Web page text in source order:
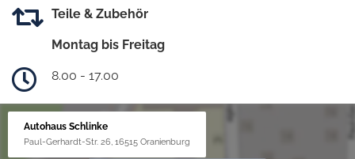
Teile & Zubehör
Montag bis Freitag
8.00 - 17.00
Autohaus Schlinke
Paul-Gerhardt-Str. 26, 16515 Oranienburg